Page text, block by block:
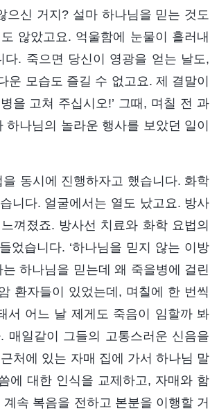
신 거지? 설마 하나님을 믿는 것도
않았고요. 억울함에 눈물이 흘러내
다. 죽으면 당신이 영광을 얻는 날도,
모습도 즐길 수 없고요. 제 결말이
을 고쳐 주십시오!’ 그때, 며칠 전 과
나님의 놀라운 행사를 보았던 일이
동시에 진행하자고 했습니다. 화학
니다. 얼굴에서는 열도 났고요. 방사
껴졌죠. 방사선 치료와 화학 요법의
었습니다. ‘하나님을 믿지 않는 이방
하나님을 믿는데 왜 죽을병에 걸린
환자들이 있었는데, 며칠에 한 번씩
서 어느 날 제게도 죽음이 임할까 봐
일같이 그들의 고통스러운 신음을
처에 있는 자매 집에 가서 하나님 말
에 대한 인식을 교제하고, 자매와 함
속 복음을 전하고 본분을 이행할 거